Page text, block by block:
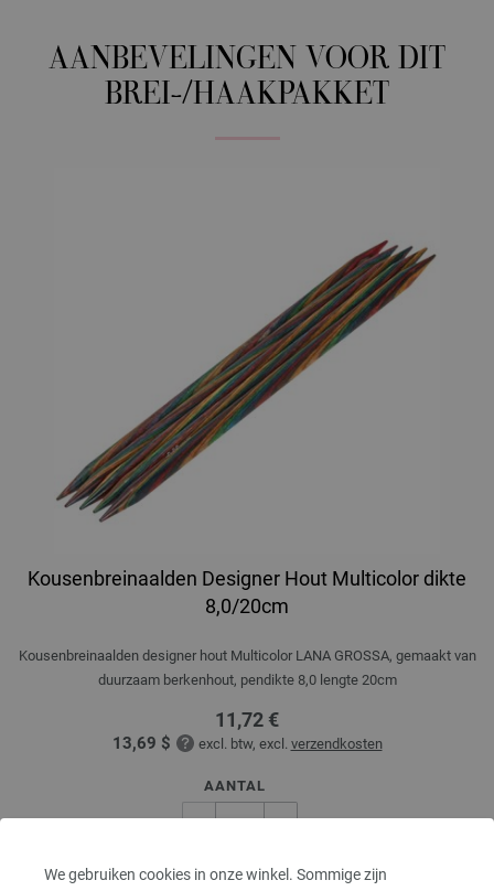
We gebruiken cookies in onze winkel. Sommige zijn
AANBEVELINGEN VOOR DIT
BREI-/HAAKPAKKET
Kousenbreinaalden Designer Hout Multicolor dikte
8,0/20cm
Kousenbreinaalden designer hout Multicolor LANA GROSSA, gemaakt van
duurzaam berkenhout, pendikte 8,0 lengte 20cm
11,72 €
13,69 $ excl. btw, excl. verzendkosten
AANTAL
IN MIJN WINKELMANDJE